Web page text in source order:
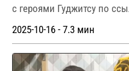
с героями Гуджитсу по
2025-10-16 - 7.3 мин